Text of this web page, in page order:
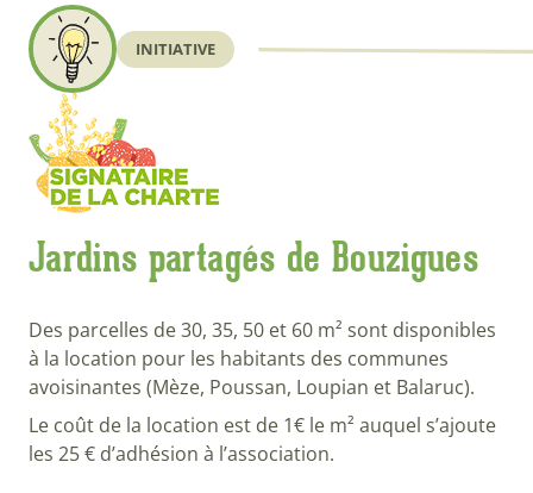
INITIATIVE
Jardins partagés de Bouzigues
Des parcelles de 30, 35, 50 et 60 m² sont disponibles
à la location pour les habitants des communes
avoisinantes (Mèze, Poussan, Loupian et Balaruc).
Le coût de la location est de 1€ le m² auquel s’ajoute
les 25 € d’adhésion à l’association.